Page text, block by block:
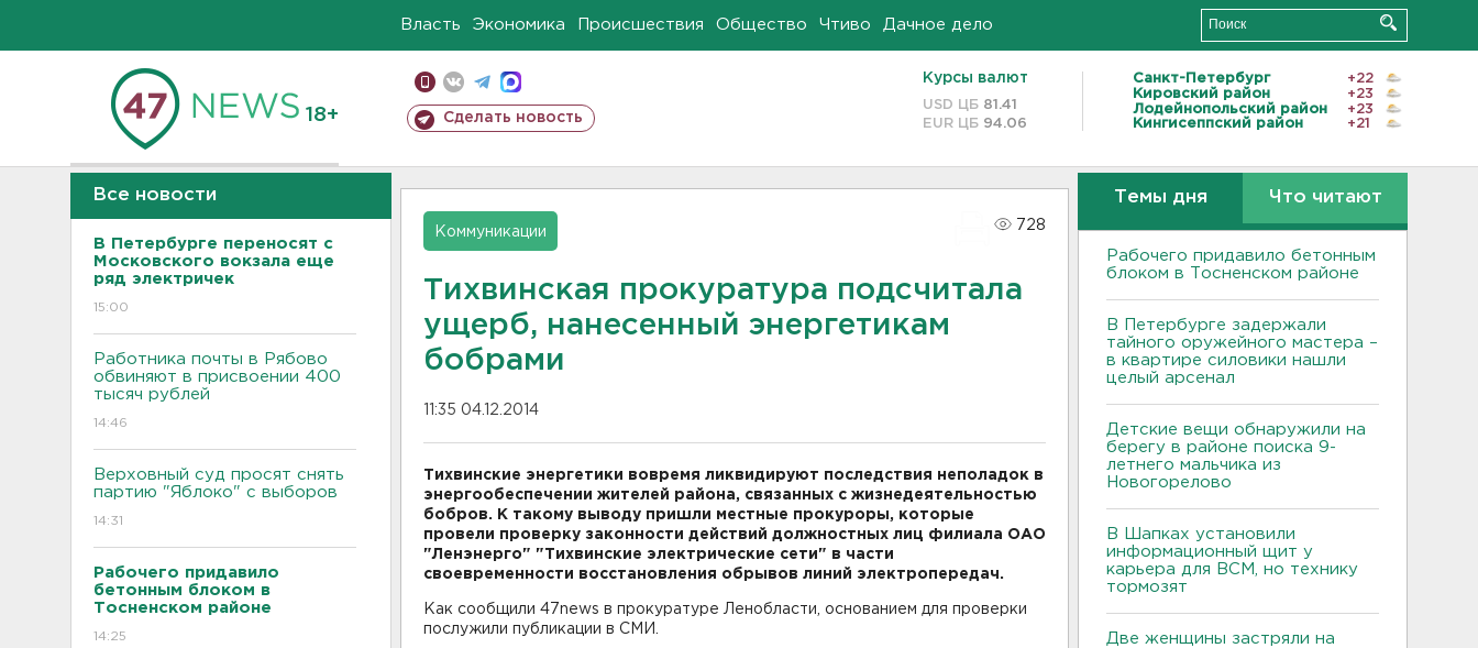
Власть Экономика Происшествия Общество Чтиво Дачное дело
18+ Сделать новость
Курсы валют
USD ЦБ 81.41
EUR ЦБ 94.06
Санкт-Петербург
+22
Кировский район
+23
Лодейнопольский район
+23
Кингисеппский район
+21
Все новости
В Петербурге переносят с
Московского вокзала еще
ряд электричек
15:00
Работника почты в Рябово
обвиняют в присвоении 400
тысяч рублей
14:46
Верховный суд просят снять
партию "Яблоко" с выборов
14:31
Рабочего придавило
бетонным блоком в
Тосненском районе
14:25
Коммуникации
728
Тихвинская прокуратура подсчитала
ущерб, нанесенный энергетикам
бобрами
11:35 04.12.2014
Тихвинские энергетики вовремя ликвидируют последствия неполадок в
энергообеспечении жителей района, связанных с жизнедеятельностью
бобров. К такому выводу пришли местные прокуроры, которые
провели проверку законности действий должностных лиц филиала ОАО
"Ленэнерго" "Тихвинские электрические сети" в части
своевременности восстановления обрывов линий электропередач.
Как сообщили 47news в прокуратуре Ленобласти, основанием для проверки
послужили публикации в СМИ.
Темы дня Что читают
Рабочего придавило бетонным
блоком в Тосненском районе
В Петербурге задержали
тайного оружейного мастера –
в квартире силовики нашли
целый арсенал
Детские вещи обнаружили на
берегу в районе поиска 9-
летнего мальчика из
Новогорелово
В Шапках установили
информационный щит у
карьера для ВСМ, но технику
тормозят
Две женщины застряли на